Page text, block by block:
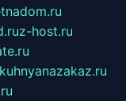
z-host.ru